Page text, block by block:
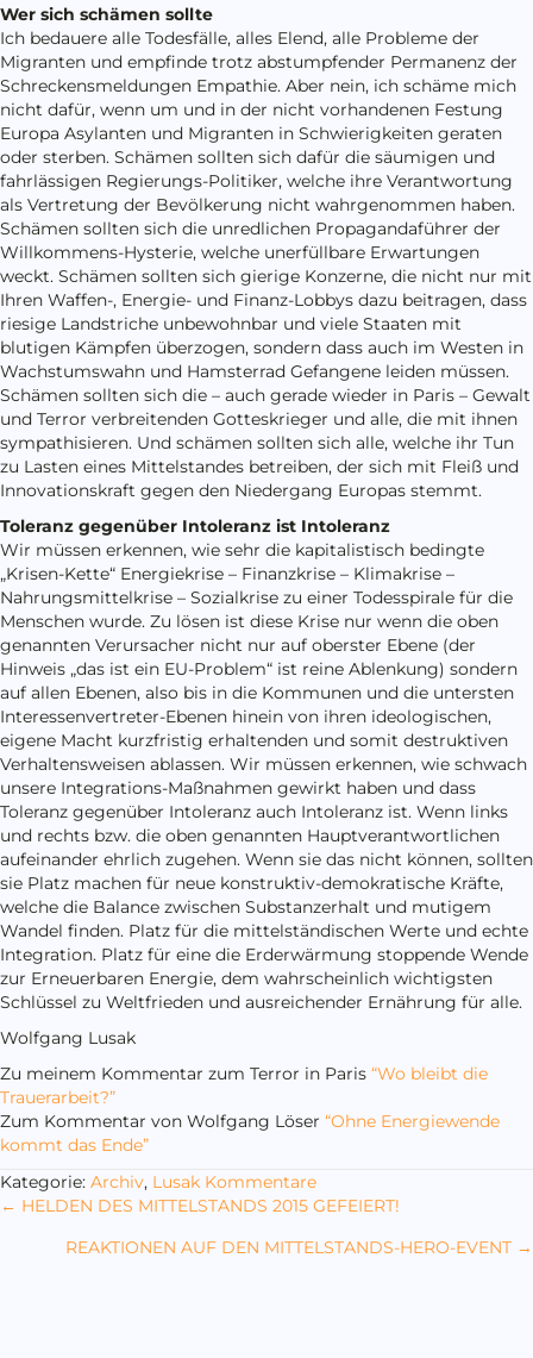
Wer sich schämen sollte
Ich bedauere alle Todesfälle, alles Elend, alle Probleme der
Migranten und empfinde trotz abstumpfender Permanenz der
Schreckensmeldungen Empathie. Aber nein, ich schäme mich
nicht dafür, wenn um und in der nicht vorhandenen Festung
Europa Asylanten und Migranten in Schwierigkeiten geraten
oder sterben. Schämen sollten sich dafür die säumigen und
fahrlässigen Regierungs-Politiker, welche ihre Verantwortung
als Vertretung der Bevölkerung nicht wahrgenommen haben.
Schämen sollten sich die unredlichen Propagandaführer der
Willkommens-Hysterie, welche unerfüllbare Erwartungen
weckt. Schämen sollten sich gierige Konzerne, die nicht nur mit
Ihren Waffen-, Energie- und Finanz-Lobbys dazu beitragen, dass
riesige Landstriche unbewohnbar und viele Staaten mit
blutigen Kämpfen überzogen, sondern dass auch im Westen in
Wachstumswahn und Hamsterrad Gefangene leiden müssen.
Schämen sollten sich die – auch gerade wieder in Paris – Gewalt
und Terror verbreitenden Gotteskrieger und alle, die mit ihnen
sympathisieren. Und schämen sollten sich alle, welche ihr Tun
zu Lasten eines Mittelstandes betreiben, der sich mit Fleiß und
Innovationskraft gegen den Niedergang Europas stemmt.
Toleranz gegenüber Intoleranz ist Intoleranz
Wir müssen erkennen, wie sehr die kapitalistisch bedingte
„Krisen-Kette“ Energiekrise – Finanzkrise – Klimakrise –
Nahrungsmittelkrise – Sozialkrise zu einer Todesspirale für die
Menschen wurde. Zu lösen ist diese Krise nur wenn die oben
genannten Verursacher nicht nur auf oberster Ebene (der
Hinweis „das ist ein EU-Problem“ ist reine Ablenkung) sondern
auf allen Ebenen, also bis in die Kommunen und die untersten
Interessenvertreter-Ebenen hinein von ihren ideologischen,
eigene Macht kurzfristig erhaltenden und somit destruktiven
Verhaltensweisen ablassen. Wir müssen erkennen, wie schwach
unsere Integrations-Maßnahmen gewirkt haben und dass
Toleranz gegenüber Intoleranz auch Intoleranz ist. Wenn links
und rechts bzw. die oben genannten Hauptverantwortlichen
aufeinander ehrlich zugehen. Wenn sie das nicht können, sollten
sie Platz machen für neue konstruktiv-demokratische Kräfte,
welche die Balance zwischen Substanzerhalt und mutigem
Wandel finden. Platz für die mittelständischen Werte und echte
Integration. Platz für eine die Erderwärmung stoppende Wende
zur Erneuerbaren Energie, dem wahrscheinlich wichtigsten
Schlüssel zu Weltfrieden und ausreichender Ernährung für alle.
Wolfgang Lusak
Zu meinem Kommentar zum Terror in Paris “Wo bleibt die
Trauerarbeit?”
Zum Kommentar von Wolfgang Löser “Ohne Energiewende
kommt das Ende”
Kategorie: Archiv, Lusak Kommentare
Posts
navigation
← HELDEN DES MITTELSTANDS 2015 GEFEIERT!
REAKTIONEN AUF DEN MITTELSTANDS-HERO-EVENT →